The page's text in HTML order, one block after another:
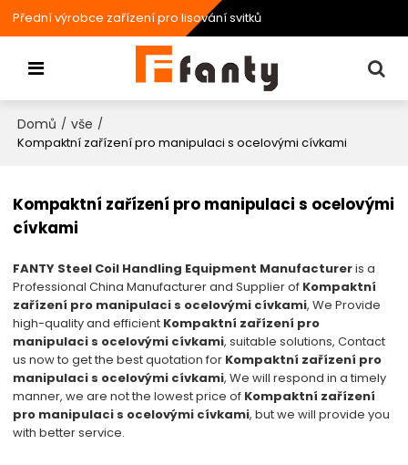
Přední výrobce zařízení pro lisování svitků
Domů / vše /
Kompaktní zařízení pro manipulaci s ocelovými cívkami
Kompaktní zařízení pro manipulaci s ocelovými
cívkami
FANTY Steel Coil Handling Equipment Manufactureris a
Professional China Manufacturer and Supplier of Kompaktní
zařízení pro manipulaci s ocelovými cívkami, We Provide
high-quality and efficient Kompaktní zařízení pro
manipulaci s ocelovými cívkami, suitable solutions, Contact
us now to get the best quotation for Kompaktní zařízení pro
manipulaci s ocelovými cívkami, We will respond in a timely
manner, we are not the lowest price of Kompaktní zařízení
pro manipulaci s ocelovými cívkami, but we will provide you
with better service.